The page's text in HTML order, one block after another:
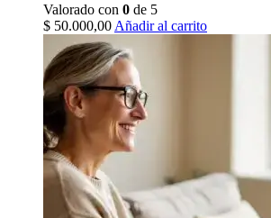
Valorado con 0 de 5
$ 50.000,00 Añadir al carrito